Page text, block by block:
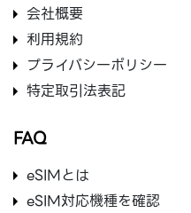
会社概要
利用規約
プライバシ一ポリシ一
特定取引法表記
FAQ
eSIMとは
eSIM対応機種を確認